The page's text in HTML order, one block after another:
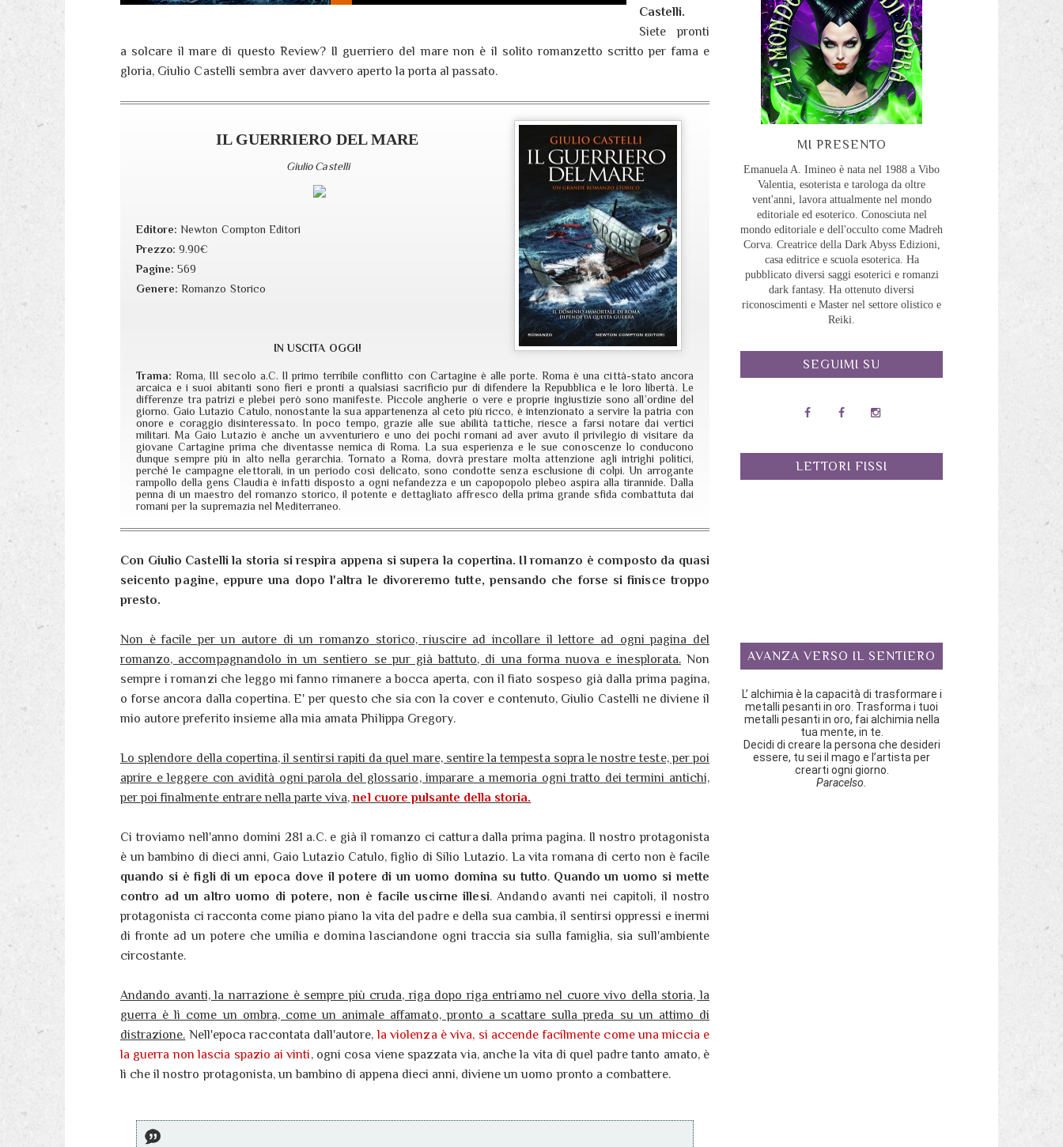
Castelli.
Siete pronti
a solcare il mare di questo Review? Il guerriero del mare non è il solito romanzetto scritto per fama e
gloria, Giulio Castelli sembra aver davvero aperto la porta al passato.
IL GUERRIERO DEL MARE
Giulio Castelli
Editore: Newton Compton Editori
Prezzo: 9.90€
Pagine: 569
Genere: Romanzo Storico
IN USCITA OGGI!
Trama:Roma, III secolo a.C. Il primo terribile conflitto con Cartagine è alle porte. Roma è una città-stato ancora
arcaica e i suoi abitanti sono fieri e pronti a qualsiasi sacrificio pur di difendere la Repubblica e le loro libertà. Le
differenze tra patrizi e plebei però sono manifeste. Piccole angherie o vere e proprie ingiustizie sono all’ordine del
giorno. Gaio Lutazio Catulo, nonostante la sua appartenenza al ceto più ricco, è intenzionato a servire la patria con
onore e coraggio disinteressato. In poco tempo, grazie alle sue abilità tattiche, riesce a farsi notare dai vertici
militari. Ma Gaio Lutazio è anche un avventuriero e uno dei pochi romani ad aver avuto il privilegio di visitare da
giovane Cartagine prima che diventasse nemica di Roma. La sua esperienza e le sue conoscenze lo conducono
dunque sempre più in alto nella gerarchia. Tornato a Roma, dovrà prestare molta attenzione agli intrighi politici,
perché le campagne elettorali, in un periodo così delicato, sono condotte senza esclusione di colpi. Un arrogante
rampollo della gens Claudia è infatti disposto a ogni nefandezza e un capopopolo plebeo aspira alla tirannide. Dalla
penna di un maestro del romanzo storico, il potente e dettagliato affresco della prima grande sfida combattuta dai
romani per la supremazia nel Mediterraneo.
Con Giulio Castelli la storia si respira appena si supera la copertina. Il romanzo è composto da quasi
seicento pagine, eppure una dopo l'altra le divoreremo tutte, pensando che forse si finisce troppo
presto.
Non è facile per un autore di un romanzo storico, riuscire ad incollare il lettore ad ogni pagina del
romanzo, accompagnandolo in un sentiero se pur già battuto, di una forma nuova e inesplorata.Non
sempre i romanzi che leggo mi fanno rimanere a bocca aperta, con il fiato sospeso già dalla prima pagina,
o forse ancora dalla copertina. E' per questo che sia con la cover e contenuto, Giulio Castelli ne diviene il
mio autore preferito insieme alla mia amata Philippa Gregory.
Lo splendore della copertina, il sentirsi rapiti da quel mare, sentire la tempesta sopra le nostre teste, per poi
aprire e leggere con avidità ogni parola del glossario, imparare a memoria ogni tratto dei termini antichi,
per poi finalmente entrare nella parte viva,nel cuore pulsante della storia.
Ci troviamo nell'anno domini 281 a.C. e già il romanzo ci cattura dalla prima pagina. Il nostro protagonista
è un bambino di dieci anni, Gaio Lutazio Catulo, figlio di Silio Lutazio. La vita romana di certo non è facile
quando si è figli di un epoca dove il potere di un uomo domina su tutto. Quando un uomo si mette
contro ad un altro uomo di potere, non è facile uscirne illesi. Andando avanti nei capitoli, il nostro
protagonista ci racconta come piano piano la vita del padre e della sua cambia, il sentirsi oppressi e inermi
di fronte ad un potere che umilia e domina lasciandone ogni traccia sia sulla famiglia, sia sull'ambiente
circostante.
Andando avanti, la narrazione è sempre più cruda, riga dopo riga entriamo nel cuore vivo della storia, la
guerra è lì come un ombra, come un animale affamato, pronto a scattare sulla preda su un attimo di
distrazione. Nell'epoca raccontata dall'autore,la violenza è viva, si accende facilmente come una miccia e
la guerra non lascia spazio ai vinti, ogni cosa viene spazzata via, anche la vita di quel padre tanto amato, è
lì che il nostro protagonista, un bambino di appena dieci anni, diviene un uomo pronto a combattere.
MI PRESENTO
Emanuela A. Imineo è nata nel 1988 a Vibo
Valentia, esoterista e tarologa da oltre
vent'anni, lavora attualmente nel mondo
editoriale ed esoterico. Conosciuta nel
mondo editoriale e dell'occulto come Madreh
Corva. Creatrice della Dark Abyss Edizioni,
casa editrice e scuola esoterica. Ha
pubblicato diversi saggi esoterici e romanzi
dark fantasy. Ha ottenuto diversi
riconoscimenti e Master nel settore olistico e
Reiki.
SEGUIMI SU
LETTORI FISSI
AVANZA VERSO IL SENTIERO
L’ alchimia è la capacità di trasformare i
metalli pesanti in oro. Trasforma i tuoi
metalli pesanti in oro, fai alchimia nella
tua mente, in te.
Decidi di creare la persona che desideri
essere, tu sei il mago e l’artista per
crearti ogni giorno.
Paracelso.